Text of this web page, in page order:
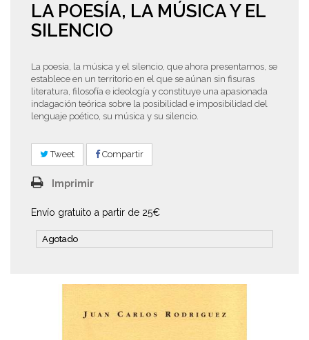
LA POESÍA, LA MÚSICA Y EL
SILENCIO
La poesía, la música y el silencio, que ahora presentamos, se
establece en un territorio en el que se aúnan sin fisuras
literatura, filosofía e ideología y constituye una apasionada
indagación teórica sobre la posibilidad e imposibilidad del
lenguaje poético, su música y su silencio.
Tweet Compartir
Imprimir
Envío gratuito a partir de 25€
Agotado